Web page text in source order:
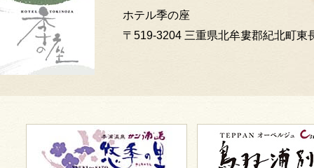
ホテル季の座
〒519-3204 三重県北牟婁郡紀北町東